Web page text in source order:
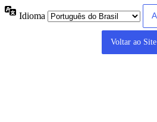
Idioma
Voltar ao Site